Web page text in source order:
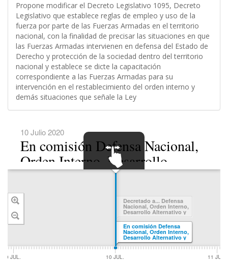
Propone modificar el Decreto Legislativo 1095, Decreto
Legislativo que establece reglas de empleo y uso de la
fuerza por parte de las Fuerzas Armadas en el territorio
nacional, con la finalidad de precisar las situaciones en que
las Fuerzas Armadas intervienen en defensa del Estado de
Derecho y protección de la sociedad dentro del territorio
nacional y establece se dicte la capacitación
correspondiente a las Fuerzas Armadas para su
intervención en el restablecimiento del orden interno y
demás situaciones que señale la Ley
10 Julio 2020
En comisión Defensa Nacional,
Orden Interno, Desarrollo
Alternativo y Lucha Contra las
Drogas
SWIPE TO
Decretado a... Defensa
Nacional, Orden Interno,
Desarrollo Alternativo y
Lucha Contra las Drogas
En comisión Defensa
Nacional, Orden Interno,
Desarrollo Alternativo y
Lucha Contra las Drogas
9 JUL. 10 JUL. 11 JUL.